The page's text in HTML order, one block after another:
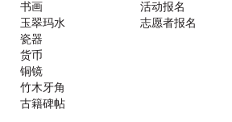
书画
玉翠玛水
瓷器
货币
铜镜
竹木牙角
古籍碑帖
活动报名
志愿者报名